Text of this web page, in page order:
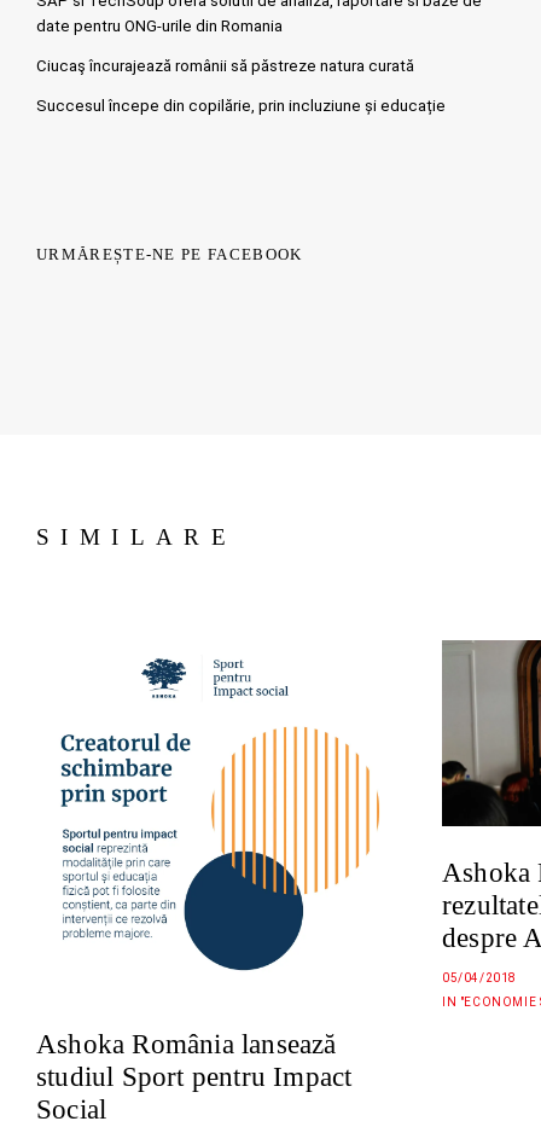
date pentru ONG-urile din Romania
Ciucaş încurajează românii să păstreze natura curată
Succesul începe din copilărie, prin incluziune și educație
URMĂREȘTE-NE PE FACEBOOK
SIMILARE
Ashoka România lansează
studiul Sport pentru Impact
Social
Ashoka
despre
05/04/2018
IN "ECONOMIE